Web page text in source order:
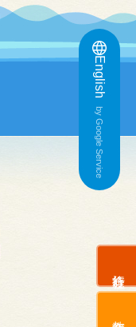
English
by Google Service